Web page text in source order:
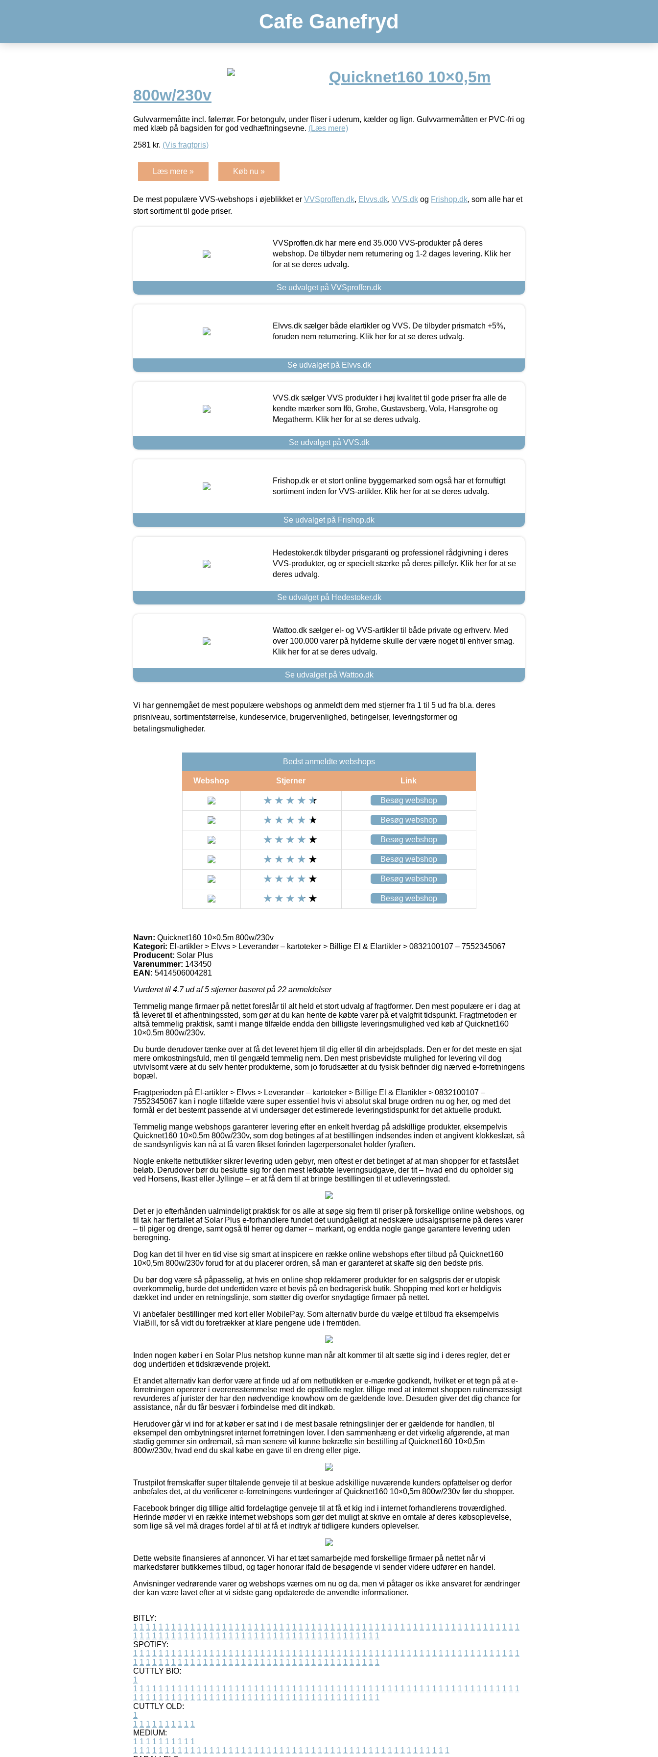
Cafe Ganefryd
Quicknet160 10×0,5m
800w/230v
Gulvvarmemåtte incl. følerrør. For betongulv, under fliser i uderum, kælder og lign. Gulvvarmemåtten er PVC-fri og
med klæb på bagsiden for god vedhæftningsevne. (Læs mere)
2581 kr. (Vis fragtpris)
Læs mere » Køb nu »
De mest populære VVS-webshops i øjeblikket er VVSproffen.dk, Elvvs.dk, VVS.dk og Frishop.dk, som alle har et
stort sortiment til gode priser.
VVSproffen.dk har mere end 35.000 VVS-produkter på deres
webshop. De tilbyder nem returnering og 1-2 dages levering. Klik her
for at se deres udvalg.
Se udvalget på VVSproffen.dk
Elvvs.dk sælger både elartikler og VVS. De tilbyder prismatch +5%,
foruden nem returnering. Klik her for at se deres udvalg.
Se udvalget på Elvvs.dk
VVS.dk sælger VVS produkter i høj kvalitet til gode priser fra alle de
kendte mærker som Ifö, Grohe, Gustavsberg, Vola, Hansgrohe og
Megatherm. Klik her for at se deres udvalg.
Se udvalget på VVS.dk
Frishop.dk er et stort online byggemarked som også har et fornuftigt
sortiment inden for VVS-artikler. Klik her for at se deres udvalg.
Se udvalget på Frishop.dk
Hedestoker.dk tilbyder prisgaranti og professionel rådgivning i deres
VVS-produkter, og er specielt stærke på deres pillefyr. Klik her for at se
deres udvalg.
Se udvalget på Hedestoker.dk
Wattoo.dk sælger el- og VVS-artikler til både private og erhverv. Med
over 100.000 varer på hylderne skulle der være noget til enhver smag.
Klik her for at se deres udvalg.
Se udvalget på Wattoo.dk
Vi har gennemgået de mest populære webshops og anmeldt dem med stjerner fra 1 til 5 ud fra bl.a. deres
prisniveau, sortimentstørrelse, kundeservice, brugervenlighed, betingelser, leveringsformer og
betalingsmuligheder.
Bedst anmeldte webshops
Webshop Stjerner Link
Besøg webshop
Besøg webshop
Besøg webshop
Besøg webshop
Besøg webshop
Besøg webshop
Navn: Quicknet160 10×0,5m 800w/230v
Kategori: El-artikler > Elvvs > Leverandør – kartoteker > Billige El & Elartikler > 0832100107 – 7552345067
Producent: Solar Plus
Varenummer: 143450
EAN: 5414506004281
Vurderet til 4.7ud af 5 stjerner baseret på 22 anmeldelser
Temmelig mange firmaer på nettet foreslår til alt held et stort udvalg af fragtformer. Den mest populære er i dag at
få leveret til et afhentningssted, som gør at du kan hente de købte varer på et valgfrit tidspunkt. Fragtmetoden er
altså temmelig praktisk, samt i mange tilfælde endda den billigste leveringsmulighed ved køb af Quicknet160
10×0,5m 800w/230v.
Du burde derudover tænke over at få det leveret hjem til dig eller til din arbejdsplads. Den er for det meste en sjat
mere omkostningsfuld, men til gengæld temmelig nem. Den mest prisbevidste mulighed for levering vil dog
utvivlsomt være at du selv henter produkterne, som jo forudsætter at du fysisk befinder dig nærved e-forretningens
bopæl.
Fragtperioden på El-artikler > Elvvs > Leverandør – kartoteker > Billige El & Elartikler > 0832100107 –
7552345067 kan i nogle tilfælde være super essentiel hvis vi absolut skal bruge ordren nu og her, og med det
formål er det bestemt passende at vi undersøger det estimerede leveringstidspunkt for det aktuelle produkt.
Temmelig mange webshops garanterer levering efter en enkelt hverdag på adskillige produkter, eksempelvis
Quicknet160 10×0,5m 800w/230v, som dog betinges af at bestillingen indsendes inden et angivent klokkeslæt, så
de sandsynligvis kan nå at få varen fikset forinden lagerpersonalet holder fyraften.
Nogle enkelte netbutikker sikrer levering uden gebyr, men oftest er det betinget af at man shopper for et fastslået
beløb. Derudover bør du beslutte sig for den mest letkøbte leveringsudgave, der tit – hvad end du opholder sig
ved Horsens, Ikast eller Jyllinge – er at få dem til at bringe bestillingen til et udleveringssted.
Det er jo efterhånden ualmindeligt praktisk for os alle at søge sig frem til priser på forskellige online webshops, og
til tak har flertallet af Solar Plus e-forhandlere fundet det uundgåeligt at nedskære udsalgspriserne på deres varer
– til piger og drenge, samt også til herrer og damer – markant, og endda nogle gange garantere levering uden
beregning.
Dog kan det til hver en tid vise sig smart at inspicere en række online webshops efter tilbud på Quicknet160
10×0,5m 800w/230v forud for at du placerer ordren, så man er garanteret at skaffe sig den bedste pris.
Du bør dog være så påpasselig, at hvis en online shop reklamerer produkter for en salgspris der er utopisk
overkommelig, burde det undertiden være et bevis på en bedragerisk butik. Shopping med kort er heldigvis
dækket ind under en retningslinje, som støtter dig overfor snydagtige firmaer på nettet.
Vi anbefaler bestillinger med kort eller MobilePay. Som alternativ burde du vælge et tilbud fra eksempelvis
ViaBill, for så vidt du foretrækker at klare pengene ude i fremtiden.
Inden nogen køber i en Solar Plus netshop kunne man når alt kommer til alt sætte sig ind i deres regler, det er
dog undertiden et tidskrævende projekt.
Et andet alternativ kan derfor være at finde ud af om netbutikken er e-mærke godkendt, hvilket er et tegn på at e-
forretningen opererer i overensstemmelse med de opstillede regler, tillige med at internet shoppen rutinemæssigt
revurderes af jurister der har den nødvendige knowhow om de gældende love. Desuden giver det dig chance for
assistance, når du får besvær i forbindelse med dit indkøb.
Herudover går vi ind for at køber er sat ind i de mest basale retningslinjer der er gældende for handlen, til
eksempel den ombytningsret internet forretningen lover. I den sammenhæng er det virkelig afgørende, at man
stadig gemmer sin ordremail, så man senere vil kunne bekræfte sin bestilling af Quicknet160 10×0,5m
800w/230v, hvad end du skal købe en gave til en dreng eller pige.
Trustpilot fremskaffer super tiltalende genveje til at beskue adskillige nuværende kunders opfattelser og derfor
anbefales det, at du verificerer e-forretningens vurderinger af Quicknet160 10×0,5m 800w/230v før du shopper.
Facebook bringer dig tillige altid fordelagtige genveje til at få et kig ind i internet forhandlerens troværdighed.
Herinde møder vi en række internet webshops som gør det muligt at skrive en omtale af deres købsoplevelse,
som lige så vel må drages fordel af til at få et indtryk af tidligere kunders oplevelser.
Dette website finansieres af annoncer. Vi har et tæt samarbejde med forskellige firmaer på nettet når vi
markedsfører butikkernes tilbud, og tager honorar ifald de besøgende vi sender videre udfører en handel.
Anvisninger vedrørende varer og webshops værnes om nu og da, men vi påtager os ikke ansvaret for ændringer
der kan være lavet efter at vi sidste gang opdaterede de anvendte informationer.
BITLY:
1 1 1 1 1 1 1 1 1 1 1 1 1 1 1 1 1 1 1 1 1 1 1 1 1 1 1 1 1 1 1 1 1 1 1 1 1 1 1 1 1 1 1 1 1 1 1 1 1 1 1 1 1 1 1 1 1 1 1 1 1
1 1 1 1 1 1 1 1 1 1 1 1 1 1 1 1 1 1 1 1 1 1 1 1 1 1 1 1 1 1 1 1 1 1 1 1 1 1 1
SPOTIFY:
1 1 1 1 1 1 1 1 1 1 1 1 1 1 1 1 1 1 1 1 1 1 1 1 1 1 1 1 1 1 1 1 1 1 1 1 1 1 1 1 1 1 1 1 1 1 1 1 1 1 1 1 1 1 1 1 1 1 1 1 1
1 1 1 1 1 1 1 1 1 1 1 1 1 1 1 1 1 1 1 1 1 1 1 1 1 1 1 1 1 1 1 1 1 1 1 1 1 1 1
CUTTLY BIO:
1
1 1 1 1 1 1 1 1 1 1 1 1 1 1 1 1 1 1 1 1 1 1 1 1 1 1 1 1 1 1 1 1 1 1 1 1 1 1 1 1 1 1 1 1 1 1 1 1 1 1 1 1 1 1 1 1 1 1 1 1 1
1 1 1 1 1 1 1 1 1 1 1 1 1 1 1 1 1 1 1 1 1 1 1 1 1 1 1 1 1 1 1 1 1 1 1 1 1 1 1
CUTTLY OLD:
1
1 1 1 1 1 1 1 1 1 1
MEDIUM:
1 1 1 1 1 1 1 1 1 1
1 1 1 1 1 1 1 1 1 1 1 1 1 1 1 1 1 1 1 1 1 1 1 1 1 1 1 1 1 1 1 1 1 1 1 1 1 1 1 1 1 1 1 1 1 1 1 1 1 1